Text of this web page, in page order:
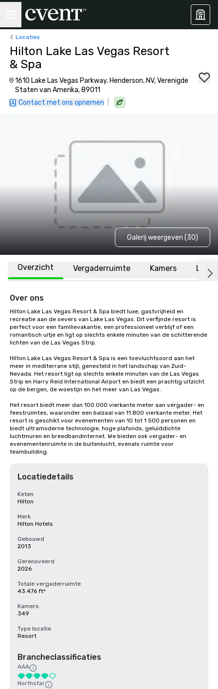
Locaties
Hilton Lake Las Vegas Resort
& Spa
1610 Lake Las Vegas Parkway, Henderson, NV, Verenigde
Staten van Amerika, 89011
Contact met ons opnemen
Galerij weergeven (30)
Overzicht Vergaderruimte Kamers
Over ons
Hilton Lake Las Vegas Resort & Spa biedt luxe, gastvrijheid en
recreatie aan de oevers van Lake Las Vegas. Dit verfijnde resort is
perfect voor een familievakantie, een professioneel verblijf of een
romantisch uitje en ligt op slechts enkele minuten van de schitterende
lichten van de Las Vegas Strip.
Hilton Lake Las Vegas Resort & Spa is een toevluchtsoord aan het
meer in mediterrane stijl, genesteld in het landschap van Zuid-
Nevada. Het resort ligt op slechts enkele minuten van de Las Vegas
Strip en Harry Reid International Airport en biedt een prachtig uitzicht
op de bergen, de woestijn en het meer van Las Vegas.
Het resort biedt meer dan 100.000 vierkante meter aan vergader- en
feestruimtes, waaronder een balzaal van 11.800 vierkante meter. Het
resort is geschikt voor evenementen van 10 tot 1.500 personen en
biedt ultramoderne technologie, hoge plafonds, geluiddichte
luchtmuren en breedbandinternet. We bieden ook vergader- en
evenementenruimte in de buitenlucht, evenals ruimte voor
teambuilding.
Locatiedetails
Keten
Hilton
Merk
Hilton Hotels
Gebouwd
2013
Gerenoveerd
2026
Totale vergaderruimte
43.476 ft²
Kamers
349
Type locatie
Resort
Brancheclassificaties
AAA
Northstar